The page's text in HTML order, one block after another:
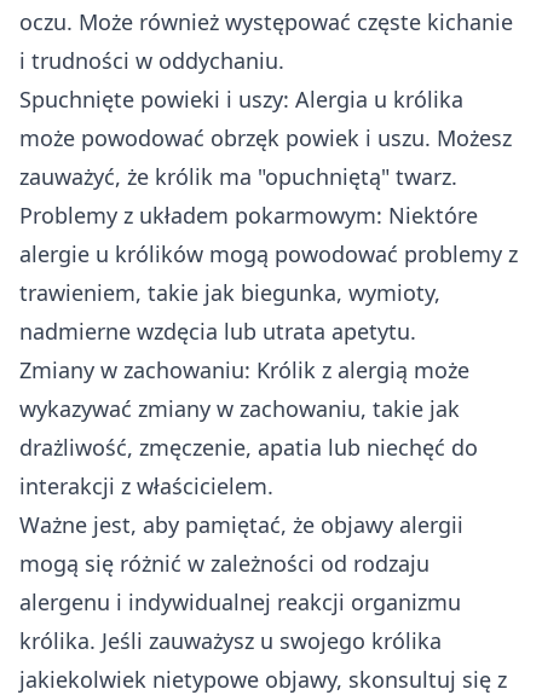
oczu. Może również występować częste kichanie
i trudności w oddychaniu.
Spuchnięte powieki i uszy: Alergia u królika
może powodować obrzęk powiek i uszu. Możesz
zauważyć, że królik ma "opuchniętą" twarz.
Problemy z układem pokarmowym: Niektóre
alergie u królików mogą powodować problemy z
trawieniem, takie jak biegunka, wymioty,
nadmierne wzdęcia lub utrata apetytu.
Zmiany w zachowaniu: Królik z alergią może
wykazywać zmiany w zachowaniu, takie jak
drażliwość, zmęczenie, apatia lub niechęć do
interakcji z właścicielem.
Ważne jest, aby pamiętać, że objawy alergii
mogą się różnić w zależności od rodzaju
alergenu i indywidualnej reakcji organizmu
królika. Jeśli zauważysz u swojego królika
jakiekolwiek nietypowe objawy, skonsultuj się z